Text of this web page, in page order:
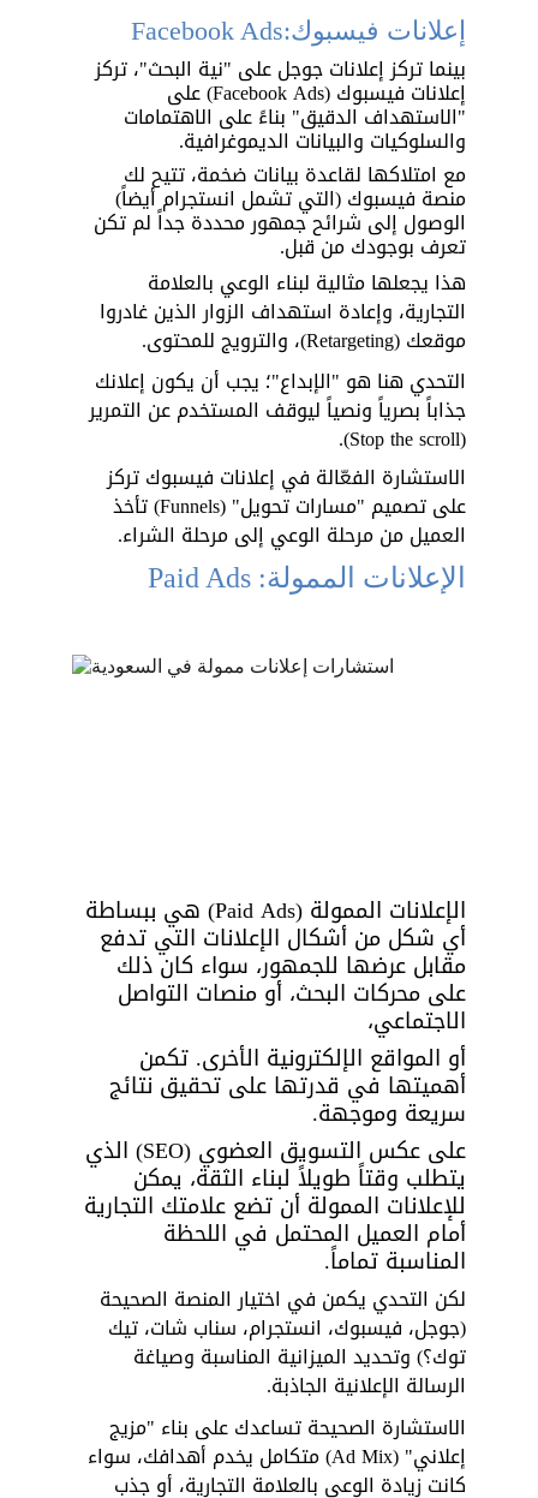
إعلانات فيسبوك:Facebook Ads
بينما تركز إعلانات جوجل على "نية البحث"، تركز
إعلانات فيسبوك (Facebook Ads) على
"الاستهداف الدقيق" بناءً على الاهتمامات
والسلوكيات والبيانات الديموغرافية.
مع امتلاكها لقاعدة بيانات ضخمة، تتيح لك
منصة فيسبوك (التي تشمل انستجرام أيضاً)
الوصول إلى شرائح جمهور محددة جداً لم تكن
تعرف بوجودك من قبل.
هذا يجعلها مثالية لبناء الوعي بالعلامة
التجارية، وإعادة استهداف الزوار الذين غادروا
موقعك (Retargeting)، والترويج للمحتوى.
التحدي هنا هو "الإبداع"؛ يجب أن يكون إعلانك
جذاباً بصرياً ونصياً ليوقف المستخدم عن التمرير
(Stop the scroll).
الاستشارة الفعّالة في إعلانات فيسبوك تركز
على تصميم "مسارات تحويل" (Funnels) تأخذ
العميل من مرحلة الوعي إلى مرحلة الشراء.
الإعلانات الممولة: Paid Ads
الإعلانات الممولة (Paid Ads) هي ببساطة
أي شكل من أشكال الإعلانات التي تدفع
مقابل عرضها للجمهور، سواء كان ذلك
على محركات البحث، أو منصات التواصل
الاجتماعي،
أو المواقع الإلكترونية الأخرى. تكمن
أهميتها في قدرتها على تحقيق نتائج
سريعة وموجهة.
على عكس التسويق العضوي (SEO) الذي
يتطلب وقتاً طويلاً لبناء الثقة، يمكن
للإعلانات الممولة أن تضع علامتك التجارية
أمام العميل المحتمل في اللحظة
المناسبة تماماً.
لكن التحدي يكمن في اختيار المنصة الصحيحة
(جوجل، فيسبوك، انستجرام، سناب شات، تيك
توك؟) وتحديد الميزانية المناسبة وصياغة
الرسالة الإعلانية الجاذبة.
الاستشارة الصحيحة تساعدك على بناء "مزيج
إعلاني" (Ad Mix) متكامل يخدم أهدافك، سواء
كانت زيادة الوعي بالعلامة التجارية، أو جذب